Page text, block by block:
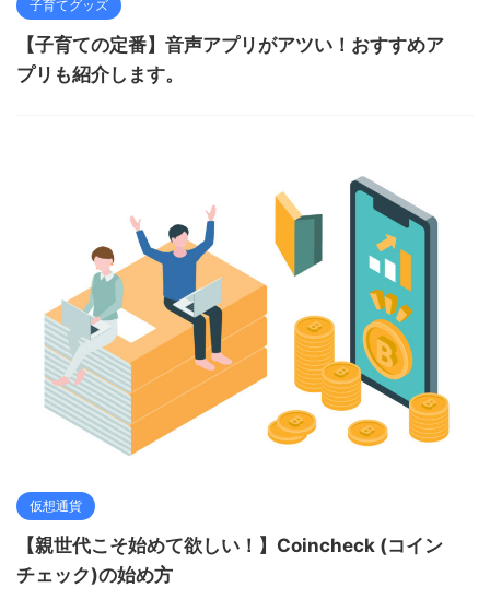
子育てグッズ
【子育ての定番】音声アプリがアツい！おすすめア
プリも紹介します。
仮想通貨
【親世代こそ始めて欲しい！】Coincheck (コイン
チェック)の始め方